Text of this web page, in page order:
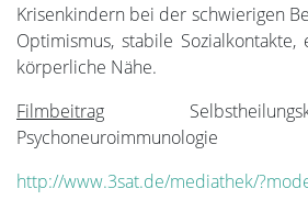
Krisenkindern bei der schwierigen
Optimismus, stabile
körperliche Nähe.
Filmbeitrag
Psychoneuroimmunologie
http://www.3sat.de/mediathek/